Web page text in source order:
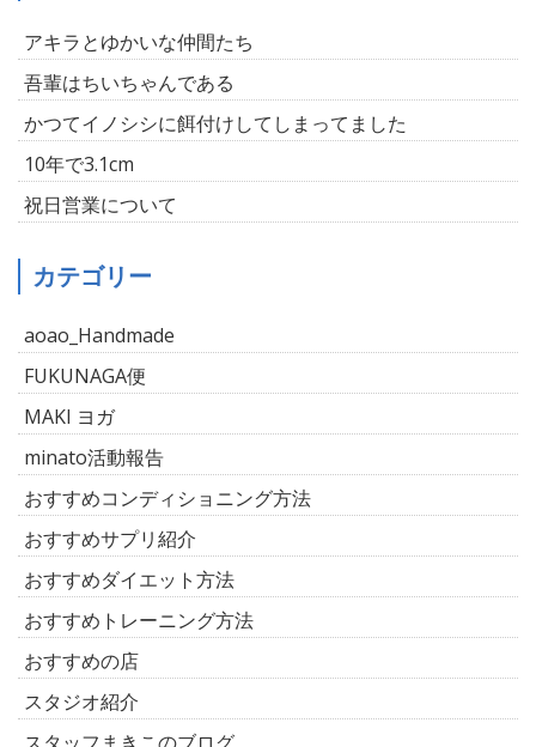
アキラとゆかいな仲間たち
吾輩はちいちゃんである
かつてイノシシに餌付けしてしまってました
10年で3.1cm
祝日営業について
カテゴリー
aoao_Handmade
FUKUNAGA便
MAKI ヨガ
minato活動報告
おすすめコンディショニング方法
おすすめサプリ紹介
おすすめダイエット方法
おすすめトレーニング方法
おすすめの店
スタジオ紹介